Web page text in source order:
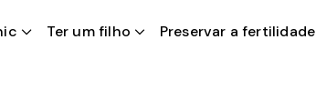
Ter um filho Preservar a fertilidade
PT